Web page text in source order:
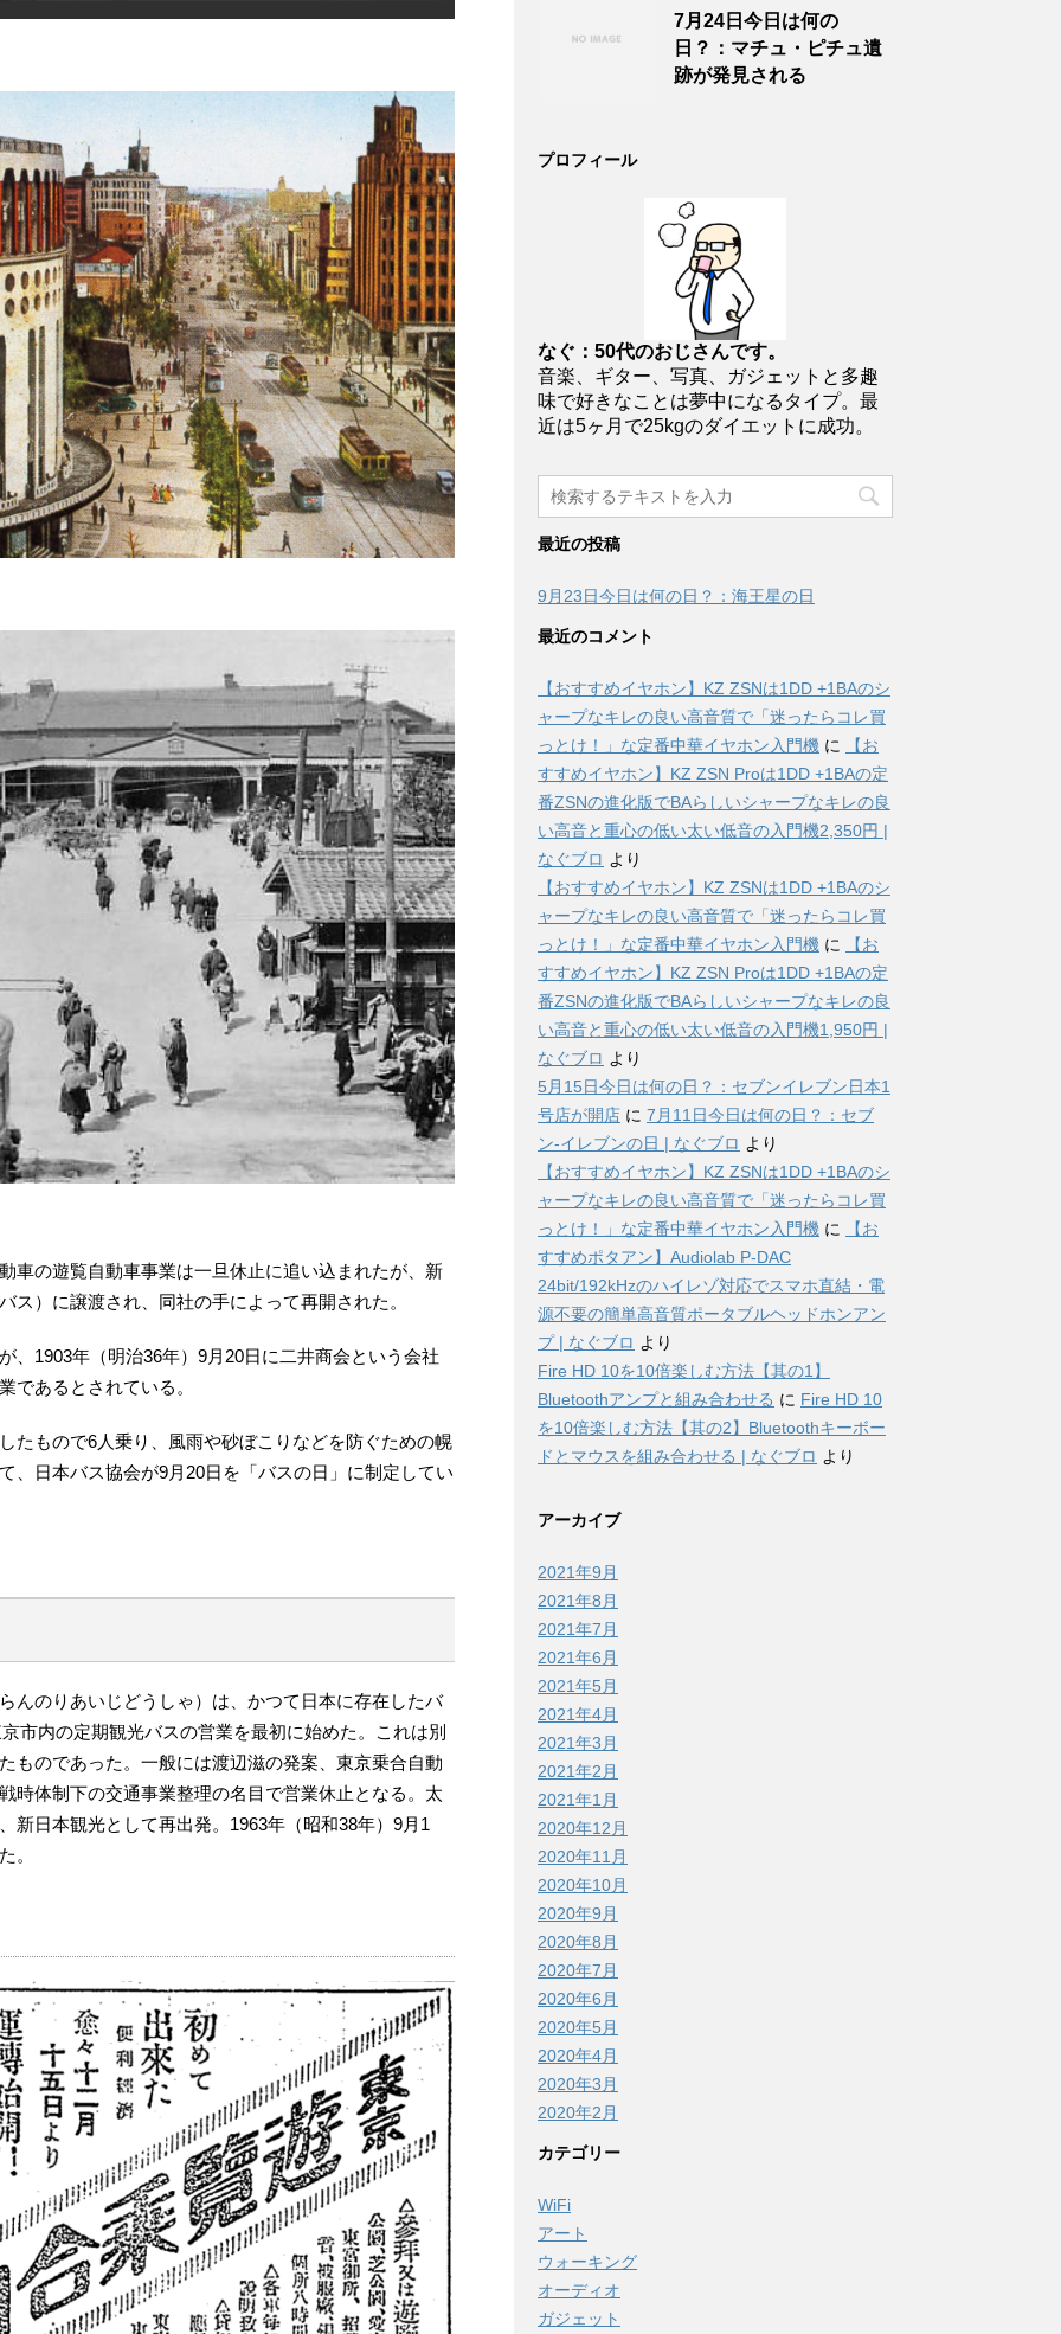
車の遊覧自動車事業は一旦休止に追い込まれたが、新
ス）に譲渡され、同社の手によって再開された。
、1903年（明治36年）9月20日に二井商会という会社
であるとされている。
たもので6人乗り、風雨や砂ぼこりなどを防ぐための幌
、日本バス協会が9月20日を「バスの日」に制定してい
んのりあいじどうしゃ）は、かつて日本に存在したバ
市内の定期観光バスの営業を最初に始めた。これは別
ものであった。一般には渡辺滋の発案、東京乗合自動
時体制下の交通事業整理の名目で営業休止となる。太
新日本観光として再出発。1963年（昭和38年）9月1
。
7月24日今日は何の
日？：マチュ・ピチュ遺
跡が発見される
プロフィール
なぐ：50代のおじさんです。
音楽、ギター、写真、ガジェットと多趣
味で好きなことは夢中になるタイプ。最
近は5ヶ月で25kgのダイエットに成功。
最近の投稿
9月23日今日は何の日？：海王星の日
最近のコメント
【おすすめイヤホン】KZ ZSNは1DD +1BAのシ
ャープなキレの良い高音質で「迷ったらコレ買
っとけ！」な定番中華イヤホン入門機 に
【お
すすめイヤホン】KZ ZSN Proは1DD +1BAの定
番ZSNの進化版でBAらしいシャープなキレの良
い高音と重心の低い太い低音の入門機2,350円 |
なぐブロ より
【おすすめイヤホン】KZ ZSNは1DD +1BAのシ
ャープなキレの良い高音質で「迷ったらコレ買
っとけ！」な定番中華イヤホン入門機 に
【お
すすめイヤホン】KZ ZSN Proは1DD +1BAの定
番ZSNの進化版でBAらしいシャープなキレの良
い高音と重心の低い太い低音の入門機1,950円 |
なぐブロ より
5月15日今日は何の日？：セブンイレブン日本1
号店が開店 に 7月11日今日は何の日？：セブ
ン-イレブンの日 | なぐブロ より
【おすすめイヤホン】KZ ZSNは1DD +1BAのシ
ャープなキレの良い高音質で「迷ったらコレ買
っとけ！」な定番中華イヤホン入門機 に
【お
すすめポタアン】Audiolab P-DAC
24bit/192kHzのハイレゾ対応でスマホ直結・電
源不要の簡単高音質ポータブルヘッドホンアン
プ | なぐブロ より
Fire HD 10を10倍楽しむ方法【其の1】
Bluetoothアンプと組み合わせる に Fire HD 10
を10倍楽しむ方法【其の2】Bluetoothキーボー
ドとマウスを組み合わせる | なぐブロ より
アーカイブ
2021年9月
2021年8月
2021年7月
2021年6月
2021年5月
2021年4月
2021年3月
2021年2月
2021年1月
2020年12月
2020年11月
2020年10月
2020年9月
2020年8月
2020年7月
2020年6月
2020年5月
2020年4月
2020年3月
2020年2月
カテゴリー
WiFi
アート
ウォーキング
オーディオ
ガジェット